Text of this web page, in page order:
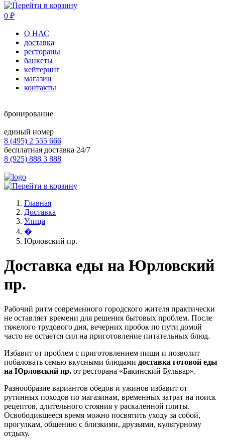
0 ₽
О НАС
доставка
рестораны
банкеты
кейтеринг
магазин
контакты
бронирование
единый номер
8 (495) 2 555 666
бесплатная доставка 24/7
8 (925) 888 3 888
Главная
Доставка
Улица
�
Юрловский пр.
Доставка еды на Юрловский
пр.
Рабочий ритм современного городского жителя практически
не оставляет времени для решения бытовых проблем. После
тяжелого трудового дня, вечерних пробок по пути домой
часто не остается сил на приготовление питательных блюд.
Избавит от проблем с приготовлением пищи и позволит
побаловать семью вкусными блюдами доставка готовой еды
на Юрловский пр. от ресторана «Бакинский Бульвар».
Разнообразие вариантов обедов и ужинов избавит от
рутинных походов по магазинам, временных затрат на поиск
рецептов, длительного стояния у раскаленной плиты.
Освободившееся время можно посвятить уходу за собой,
прогулкам, общению с близкими, друзьями, культурному
отдыху.